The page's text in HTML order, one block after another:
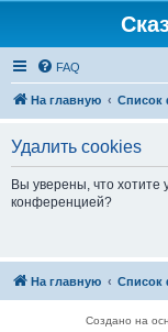
FAQ
На главную Список
Удалить cookies
Вы уверены, что хотите
конференцией?
На главную Список
Создано на